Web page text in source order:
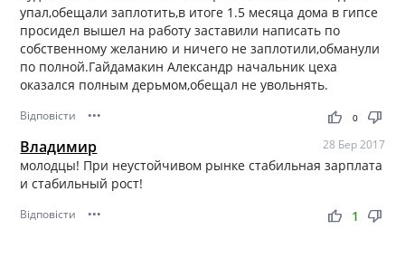
упал,обещали заплотить,в итоге 1.5 месяца дома в гипсе
просидел вышел на работу заставили написать по
собственному желанию и ничего не заплотили,обманули
по полной.Гайдамакин Александр начальник цеха
оказался полным дерьмом,обещал не увольнять.
Відповісти ••• thumb_up thumb_down
0
Владимир 28 Бер 2017
молодцы! При неустойчивом рынке стабильная зарплата
и стабильный рост!
Відповісти ••• thumb_up thumb_down
1